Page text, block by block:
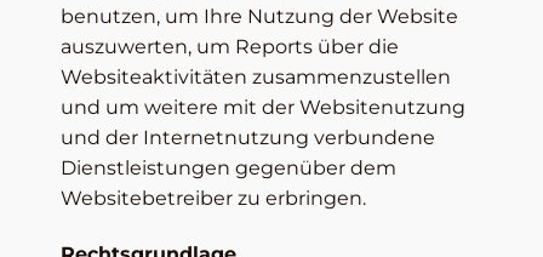
benutzen, um Ihre Nutzung der Website
auszuwerten, um Reports über die
Websiteaktivitäten zusammenzustellen
und um weitere mit der Websitenutzung
und der Internetnutzung verbundene
Dienstleistungen gegenüber dem
Websitebetreiber zu erbringen.